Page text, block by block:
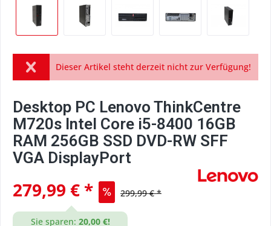
Dieser Artikel steht derzeit nicht zur Verfügung!
Desktop PC Lenovo ThinkCentre
M720s Intel Core i5-8400 16GB
RAM 256GB SSD DVD-RW SFF
VGA DisplayPort
279,99 € * 299,99 € *
Sie sparen: 20,00 €!